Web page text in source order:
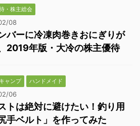
・株主総会
08
バーに冷凍肉巻きおにぎりが
2019年版・大冷の株主優待
ャンプ ハンドメイド
06
トは絶対に避けたい！釣り用
手ベルト」を作ってみた